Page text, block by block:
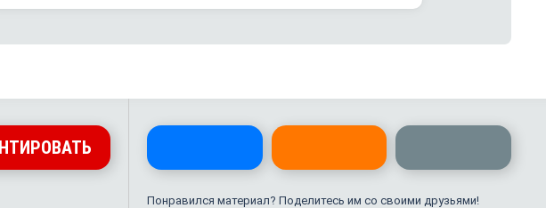
Понравился материал? Поделитесь им со своими друзьями!